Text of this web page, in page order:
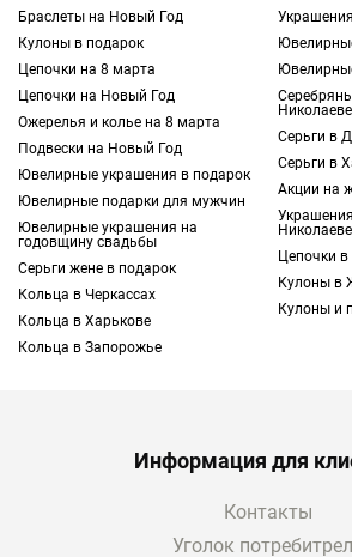
Выбирайте в интернет-
приглянувшийся вам товар,
фильтры поиска и
заказ онлайн, вы сможете
Киеве и других городах
Какой купить рюкзак в Украине:
TOUS — это всемирно
компания,
брендовых украшениях,
изделиях
и аксессуарах. Если
стильные фирменные рюкзаки,
варианты представленных
TOUS Balloon Soft
Браслеты на Новый Год
Кулоны в подарок
Цепочки на 8 марта
Цепочки на Новый Год
Ожерелья и колье на 8 марта
Подвески на Новый Год
Ювелирные украшения в подарок
Ювелирные подарки для мужчин
Ювелирные украшения на
годовщину свадьбы
Серьги жене в подарок
Кольца в Черкассах
Кольца в Харькове
Кольца в Запорожье
Николаеве
Серьги в
Серьги в
Акции на
Николаеве
Цепочки
Кулоны в
Кулоны и
Информация для
Контакты
Уголок